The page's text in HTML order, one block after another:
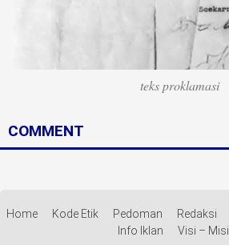
Disclaimer
teks proklamasi
COMMENT
Home Kode Etik Pedoman Redaksi
Info Iklan
Visi – Misi